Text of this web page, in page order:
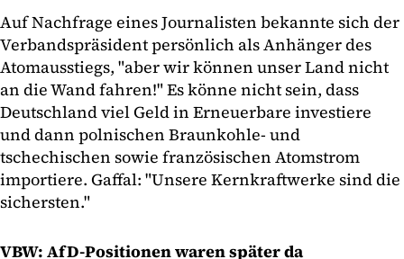
Auf Nachfrage eines Journalisten bekannte sich der
Verbandspräsident persönlich als Anhänger des
Atomausstiegs, "aber wir können unser Land nicht
an die Wand fahren!" Es könne nicht sein, dass
Deutschland viel Geld in Erneuerbare investiere
und dann polnischen Braunkohle- und
tschechischen sowie französischen Atomstrom
importiere. Gaffal: "Unsere Kernkraftwerke sind die
sichersten."
VBW: AfD-Positionen waren später da